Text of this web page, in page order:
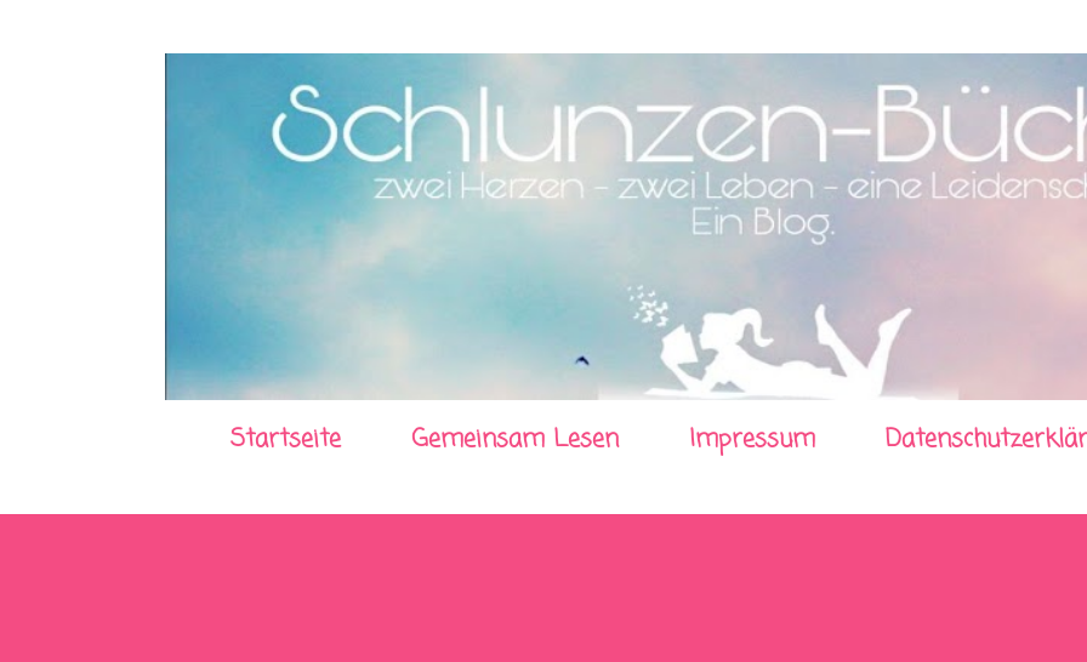
Startseite Gemeinsam Lesen Impressum